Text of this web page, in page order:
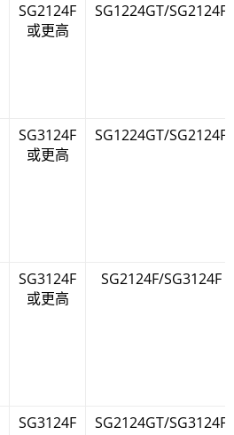
SG2124F
或更高
SG1224GT/SG2124F
SG3124F
或更高
SG1224GT/SG2124F
SG3124F
或更高
SG2124F/SG3124F
SG3124F
SG2124GT/SG3124F